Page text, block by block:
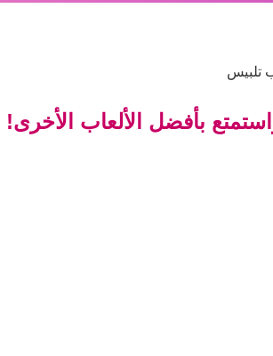
تلبيس
بأفضل الألعاب الأخرى!